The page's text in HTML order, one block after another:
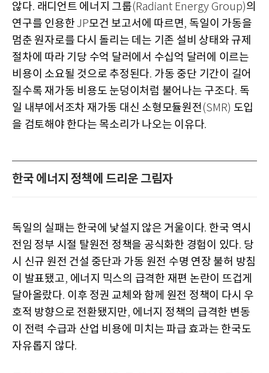
않다. 래디언트 에너지 그룹(Radiant Energy Group)의
연구를 인용한 JP모건 보고서에 따르면, 독일이 가동을
멈춘 원자로를 다시 돌리는 데는 기존 설비 상태와 규제
절차에 따라 기당 수억 달러에서 수십억 달러에 이르는
비용이 소요될 것으로 추정된다. 가동 중단 기간이 길어
질수록 재가동 비용도 눈덩이처럼 불어나는 구조다. 독
일 내부에서조차 재가동 대신 소형모듈원전 (SMR) 도입
을 검토해야 한다는 목소리가 나오는 이유다.
한국 에너지 정책에 드리운 그림자
독일의 실패는 한국에 낯설지 않은 거울이다. 한국 역시
전임 정부 시절 탈원전 정책을 공식화한 경험이 있다. 당
시 신규 원전 건설 중단과 가동 원전 수명 연장 불허 방침
이 발표됐고, 에너지 믹스의 급격한 재편 논란이 뜨겁게
달아올랐다. 이후 정권 교체와 함께 원전 정책이 다시 우
호적 방향으로 전환됐지만, 에너지 정책의 급격한 변동
이 전력 수급과 산업 비용에 미치는 파급 효과는 한국도
자유롭지 않다.